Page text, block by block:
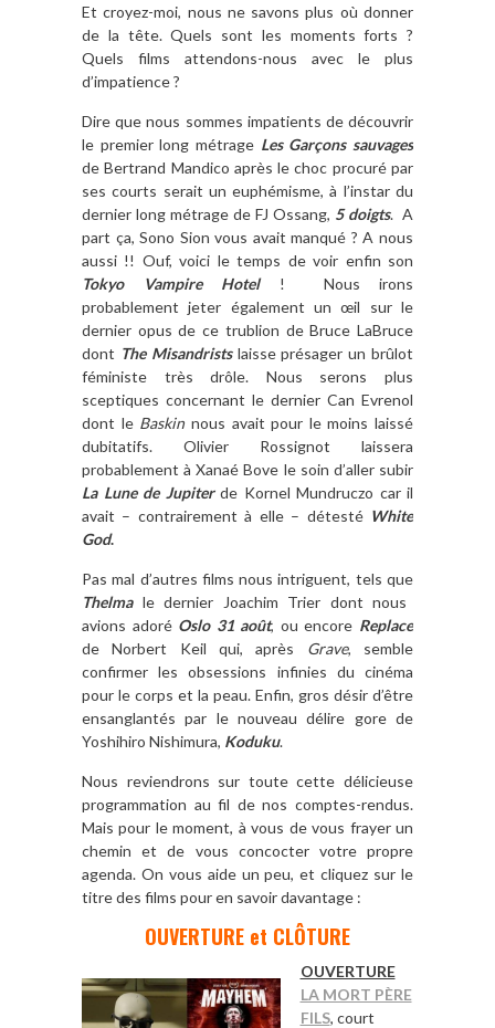
Et croyez-moi, nous ne savons plus où donner
de la tête. Quels sont les moments forts ?
Quels films attendons-nous avec le plus
d’impatience ?
Dire que nous sommes impatients de découvrir
le premier long métrage Les Garçons sauvages
de Bertrand Mandico après le choc procuré par
ses courts serait un euphémisme, à l’instar du
dernier long métrage de FJ Ossang, 5 doigts. A
part ça, Sono Sion vous avait manqué ? A nous
aussi !! Ouf, voici le temps de voir enfin son
Tokyo Vampire Hotel
! Nous irons
probablement jeter également un œil sur le
dernier opus de ce trublion de Bruce LaBruce
dont The Misandristslaisse présager un brûlot
féministe très drôle. Nous serons plus
sceptiques concernant le dernier Can Evrenol
dont leBaskin nous avait pour le moins laissé
dubitatifs. Olivier Rossignot laissera
probablement à Xanaé Bove le soin d’aller subir
La Lune de Jupiter de Kornel Mundruczo car il
avait – contrairement à elle – détesté White
God.
Pas mal d’autres films nous intriguent, tels que
Thelmale dernier Joachim Trier dont nous
avions adoré Oslo 31 août, ou encore Replace
de Norbert Keil qui, après Grave, semble
confirmer les obsessions infinies du cinéma
pour le corps et la peau. Enfin, gros désir d’être
ensanglantés par le nouveau délire gore de
Yoshihiro Nishimura, Koduku.
Nous reviendrons sur toute cette délicieuse
programmation au fil de nos comptes-rendus.
Mais pour le moment, à vous de vous frayer un
chemin et de vous concocter votre propre
agenda. On vous aide un peu, et cliquez sur le
titre des films pour en savoir davantage :
OUVERTURE et CLÔTURE
OUVERTURE
LA MORT PÈRE
FILS, court